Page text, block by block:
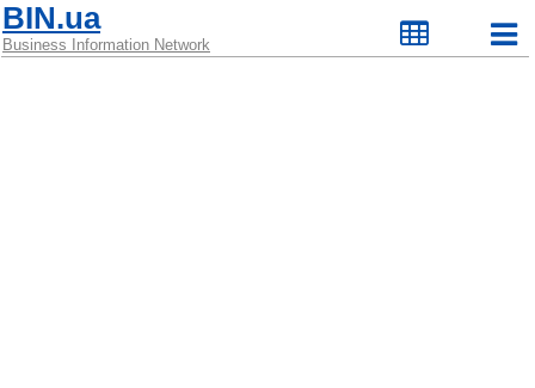
BIN.ua
Business Information Network